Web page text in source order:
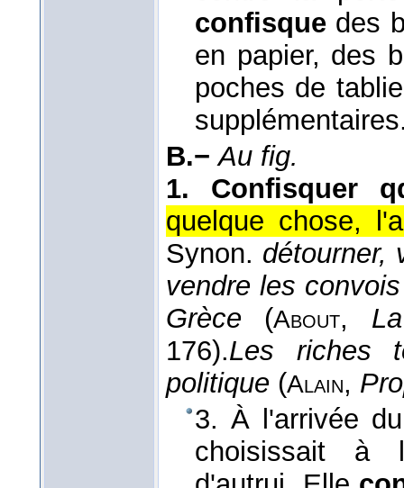
confisque des
en papier, des
poches de
B.− Au fig.
1.
Confisquer
quelque chose,
Synon. détourner,
vendre les
Grèce (About,
176).Les riches
politique (Alain,
3. À l'arrivée
choisissait à